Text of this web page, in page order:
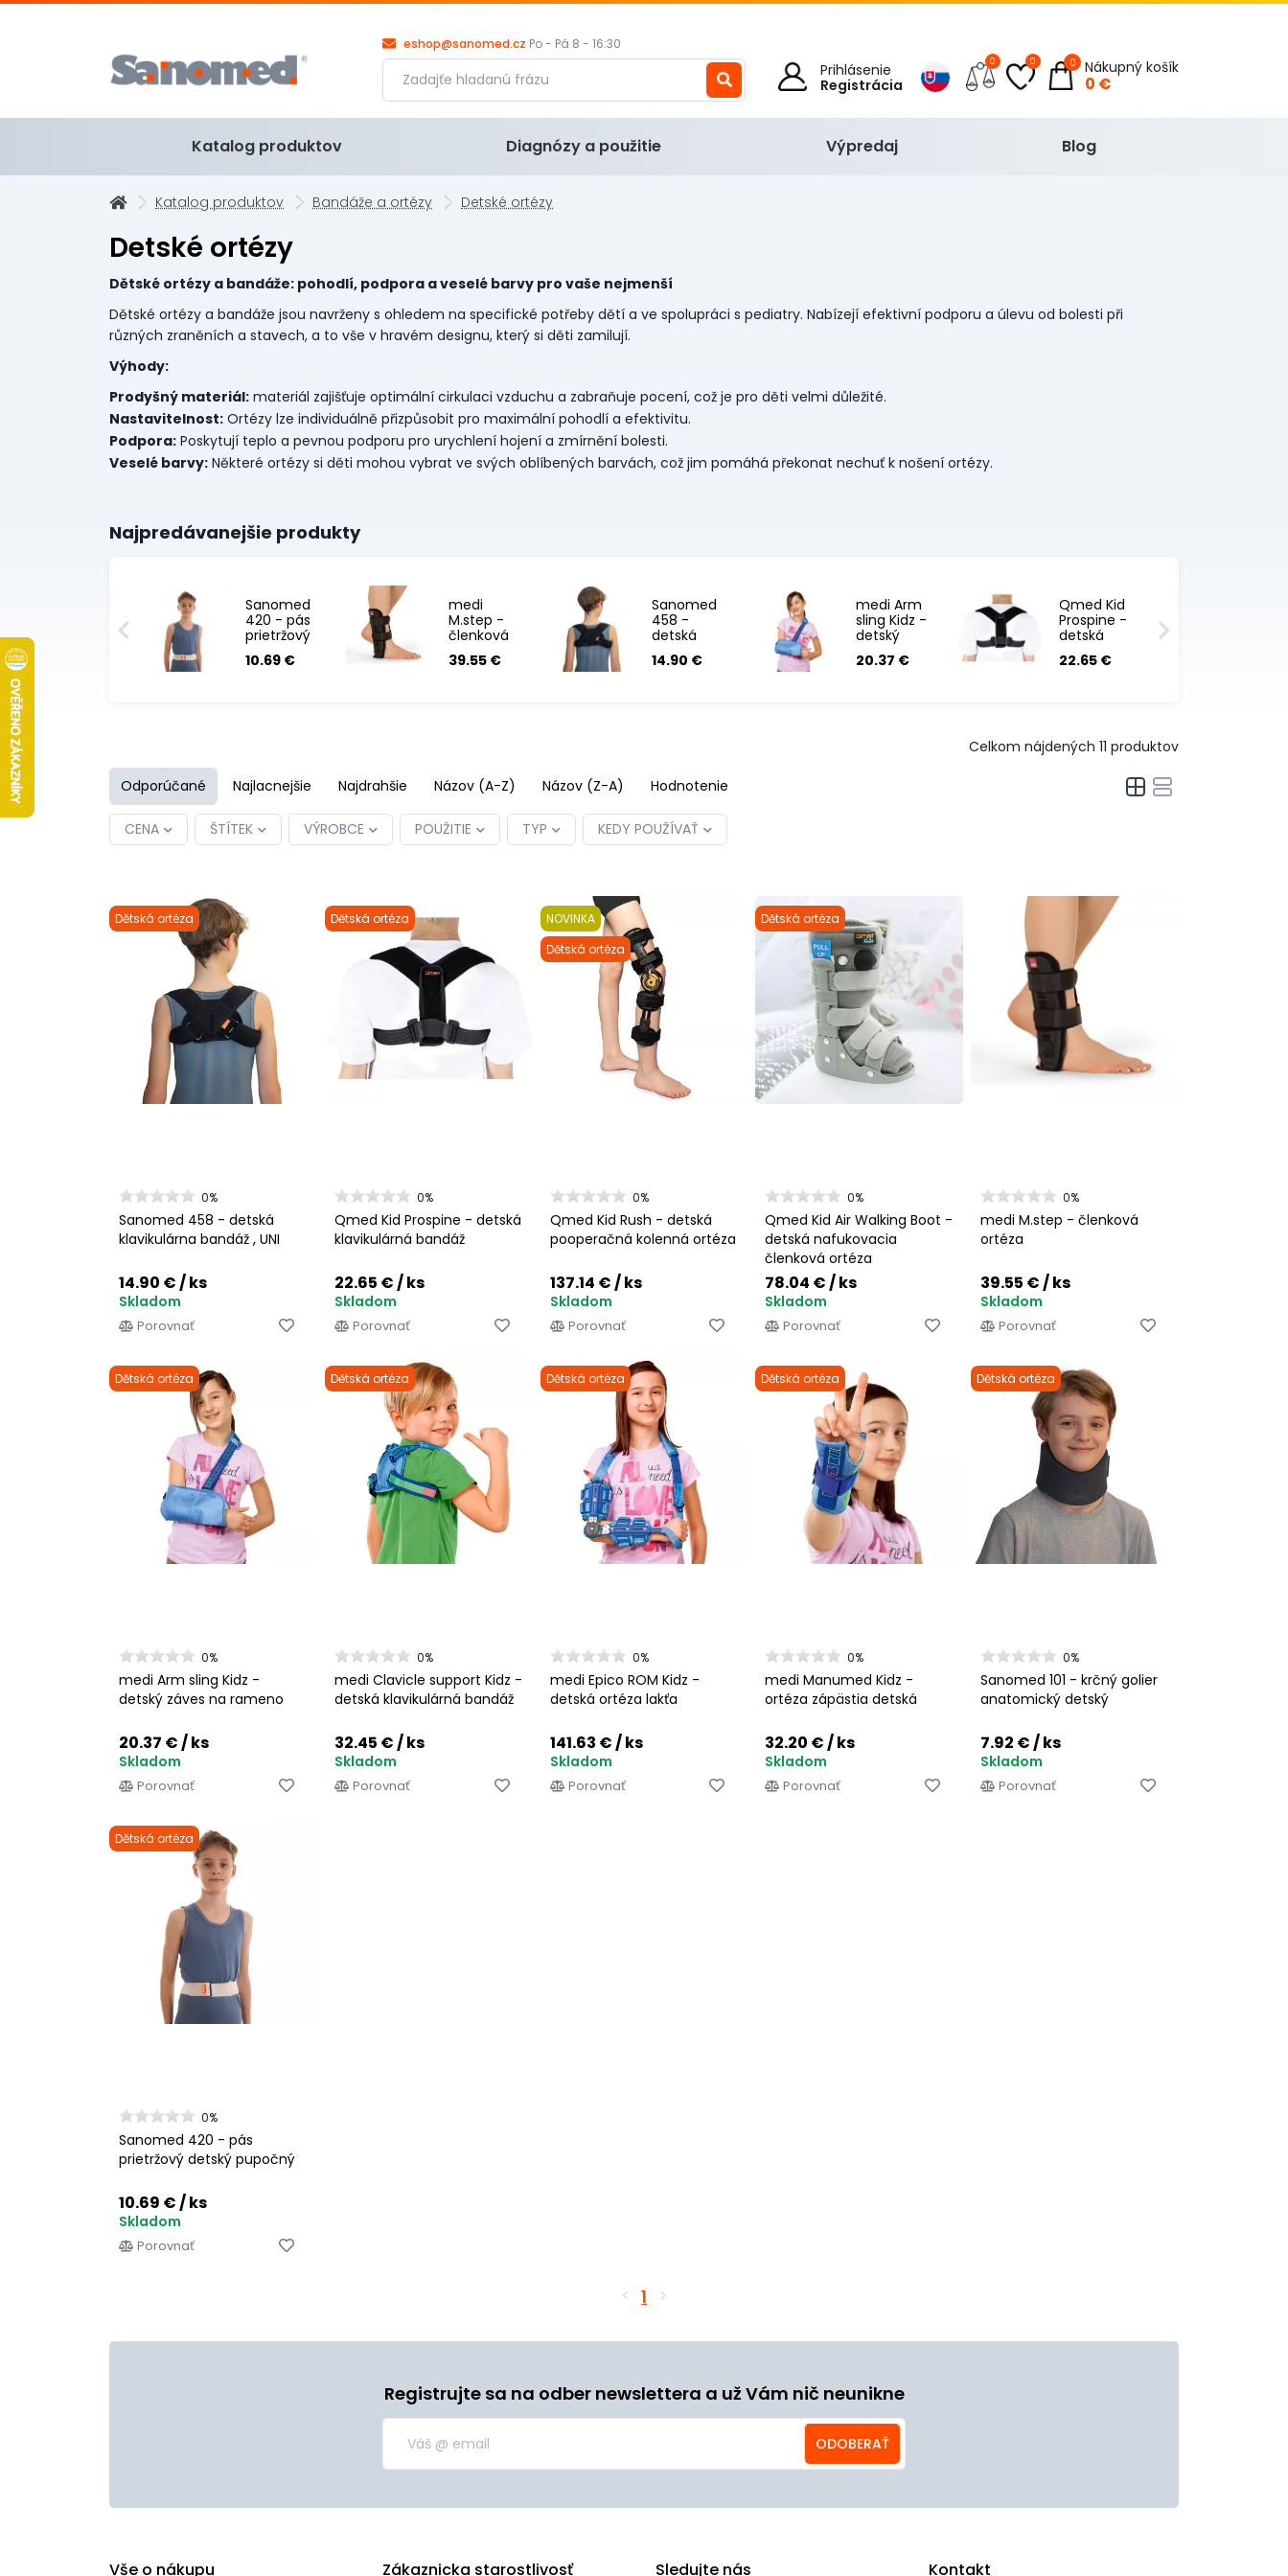
eshop@sanomed.cz Po - Pá 8 - 16:30
Prihlásenie
Registrácia
0 0 Nákupný košík
0 €
0
Katalog produktov Diagnózy a použitie Výpredaj Blog
Katalog produktov Bandáže a ortézy Detské ortézy
Detské ortézy
Dětské ortézy a bandáže: pohodlí, podpora a veselé barvy pro vaše nejmenší
Dětské ortézy a bandáže jsou navrženy s ohledem na specifické potřeby dětí a ve spolupráci s pediatry. Nabízejí efektivní podporu a úlevu od bolesti při
různých zraněních a stavech, a to vše v hravém designu, který si děti zamilují.
Výhody:
Prodyšný materiál: materiál zajišťuje optimální cirkulaci vzduchu a zabraňuje pocení, což je pro děti velmi důležité.
Nastavitelnost: Ortézy lze individuálně přizpůsobit pro maximální pohodlí a efektivitu.
Podpora: Poskytují teplo a pevnou podporu pro urychlení hojení a zmírnění bolesti.
Veselé barvy: Některé ortézy si děti mohou vybrat ve svých oblíbených barvách, což jim pomáhá překonat nechuť k nošení ortézy.
Najpredávanejšie produkty
Sanomed
420 - pás
prietržový
detský
pupočný
10.69 €
medi
M.step -
členková
ortéza
39.55 €
Sanomed
458 -
detská
klavikulárna
bandáž , UNI
14.90 €
medi Arm
sling Kidz -
detský
záves na
rameno
20.37 €
Qmed Kid
Prospine -
detská
klavikulárná
bandáž
22.65 €
Celkom nájdených 11 produktov
Odporúčané Najlacnejšie Najdrahšie Názov (A-Z) Názov (Z-A) Hodnotenie
CENA ŠTÍTEK VÝROBCE POUŽITIE TYP KEDY POUŽÍVAŤ
Dětská ortéza
0%
Sanomed 458 - detská
klavikulárna bandáž , UNI
14.90 €/ ks
Skladom
Porovnať
Dětská ortéza
0%
Qmed Kid Prospine - detská
klavikulárná bandáž
22.65 €/ ks
Skladom
Porovnať
NOVINKA
Dětská ortéza
0%
Qmed Kid Rush - detská
pooperačná kolenná ortéza
137.14 €/ ks
Skladom
Porovnať
Dětská ortéza
0%
Qmed Kid Air Walking Boot -
detská nafukovacia
členková ortéza
78.04 €/ ks
Skladom
Porovnať
0%
medi M.step - členková
ortéza
39.55 €/ ks
Skladom
Porovnať
Dětská ortéza
0%
medi Arm sling Kidz -
detský záves na rameno
20.37 €/ ks
Skladom
Porovnať
Dětská ortéza
0%
medi Clavicle support Kidz -
detská klavikulárná bandáž
32.45 €/ ks
Skladom
Porovnať
Dětská ortéza
0%
medi Epico ROM Kidz -
detská ortéza lakťa
141.63 €/ ks
Skladom
Porovnať
Dětská ortéza
0%
medi Manumed Kidz -
ortéza zápästia detská
32.20 €/ ks
Skladom
Porovnať
Dětská ortéza
0%
Sanomed 101 - krčný golier
anatomický detský
7.92 €/ ks
Skladom
Porovnať
Dětská ortéza
0%
Sanomed 420 - pás
prietržový detský pupočný
10.69 €/ ks
Skladom
Porovnať
1
Registrujte sa na odber newslettera a už Vám nič neunikne
ODOBERAŤ
Vše o nákupu Zákaznicka starostlivosť Sledujte nás Kontakt